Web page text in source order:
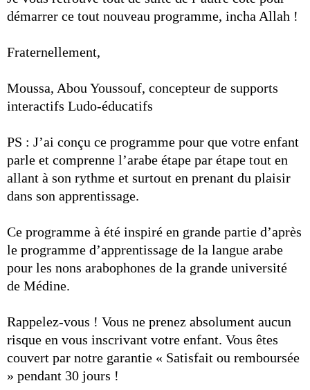
démarrer ce tout nouveau programme, incha Allah !
Fraternellement,
Moussa, Abou Youssouf, concepteur de supports
interactifs Ludo-éducatifs
PS : J’ai conçu ce programme pour que votre enfant
parle et comprenne l’arabe étape par étape tout en
allant à son rythme et surtout en prenant du plaisir
dans son apprentissage.
Ce programme à été inspiré en grande partie d’après
le programme d’apprentissage de la langue arabe
pour les nons arabophones de la grande université
de Médine.
Rappelez-vous ! Vous ne prenez absolument aucun
risque en vous inscrivant votre enfant. Vous êtes
couvert par notre garantie « Satisfait ou remboursée
» pendant 30 jours !